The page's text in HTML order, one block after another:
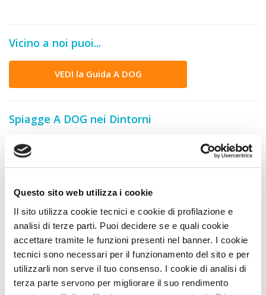
Questo sito web utilizza i cookie
Il sito utilizza cookie tecnici e cookie di profilazione e
analisi di terze parti. Puoi decidere se e quali cookie
accettare tramite le funzioni presenti nel banner. I cookie
tecnici sono necessari per il funzionamento del sito e per
utilizzarli non serve il tuo consenso. I cookie di analisi di
terza parte servono per migliorare il suo rendimento
Vicino a noi puoi...
VEDI la Guida A DOG
Spiagge A DOG nei Dintorni
Lido Santos
Lido Ottagono29 Km
Animali Ammessi
Servizi per Animali